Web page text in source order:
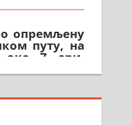
путу, на
7 ари.
35-25
160